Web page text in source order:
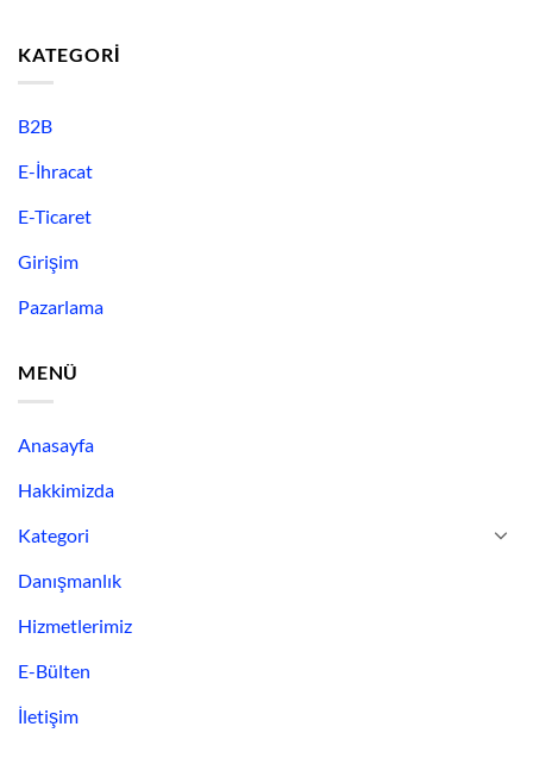
KATEGORI
B2B
E-İhracat
E-Ticaret
Girişim
Pazarlama
MENÜ
Anasayfa
Hakkimizda
Kategori
Danışmanlık
Hizmetlerimiz
E-Bülten
İletişim